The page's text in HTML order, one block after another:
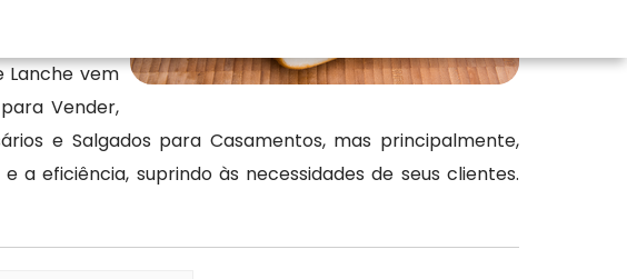
Lanche vem
Vender,
e Salgados para Casamentos, mas principalmente,
a eficiência, suprindo às necessidades de seus clientes.